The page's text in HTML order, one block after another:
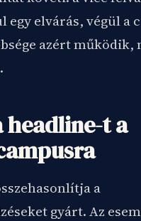
elvárás, végül a
azért működik,
headline-t a
a
gyárt. Az